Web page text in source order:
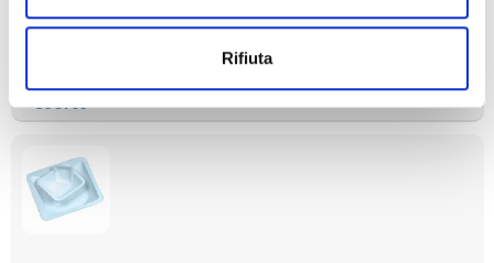
Rifiuta
000HS1420C
x 500u.
Acquista
Controlla le
scorte